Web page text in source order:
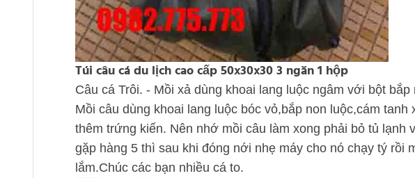
Túi câu cá du lịch cao cấp 50x30x30 3 ngăn 1 hộp
Câu cá Trôi. - Mồi xả dùng khoai lang luộc ngâm với bột
Mồi câu dùng khoai lang luộc bóc vỏ,bắp non luộc,cám
thêm trứng kiến. Nên nhớ mồi câu làm xong phải bỏ tủ lạnh
gặp hàng 5 thì sau khi đóng nới nhẹ máy cho nó chạy tý
lắm.Chúc các bạn nhiều cá to.